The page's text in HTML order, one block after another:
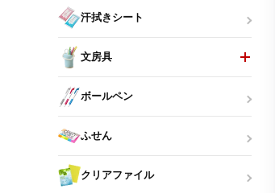
汗拭きシート
文房具
ボールペン
ふせん
クリアファイル